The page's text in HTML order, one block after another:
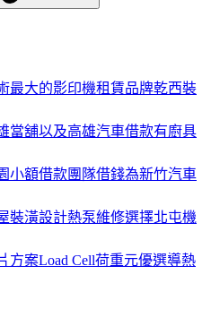
最大的影印機租賃品牌乾西裝
當舖以及高雄汽車借款有廚具
小額借款團隊借錢為新竹汽車
裝潢設計熱泵維修選擇北屯機
方案Load Cell荷重元優選導熱